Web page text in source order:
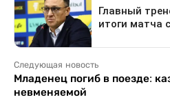
Следующая новость
Младенец погиб в поезде:
невменяемой